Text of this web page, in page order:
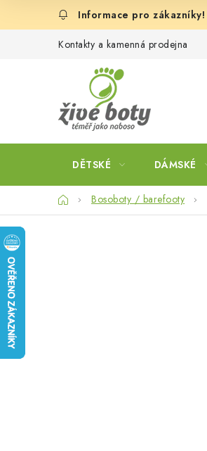
Kontakty a kamenná prodejna
DĚTSKÉ DÁMSKÉ
DomůBosoboty / barefooty